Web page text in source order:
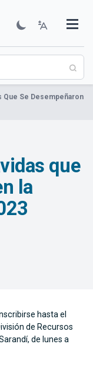
Que Se Desempeñaron
que
la
hasta el
de Recursos
de lunes a